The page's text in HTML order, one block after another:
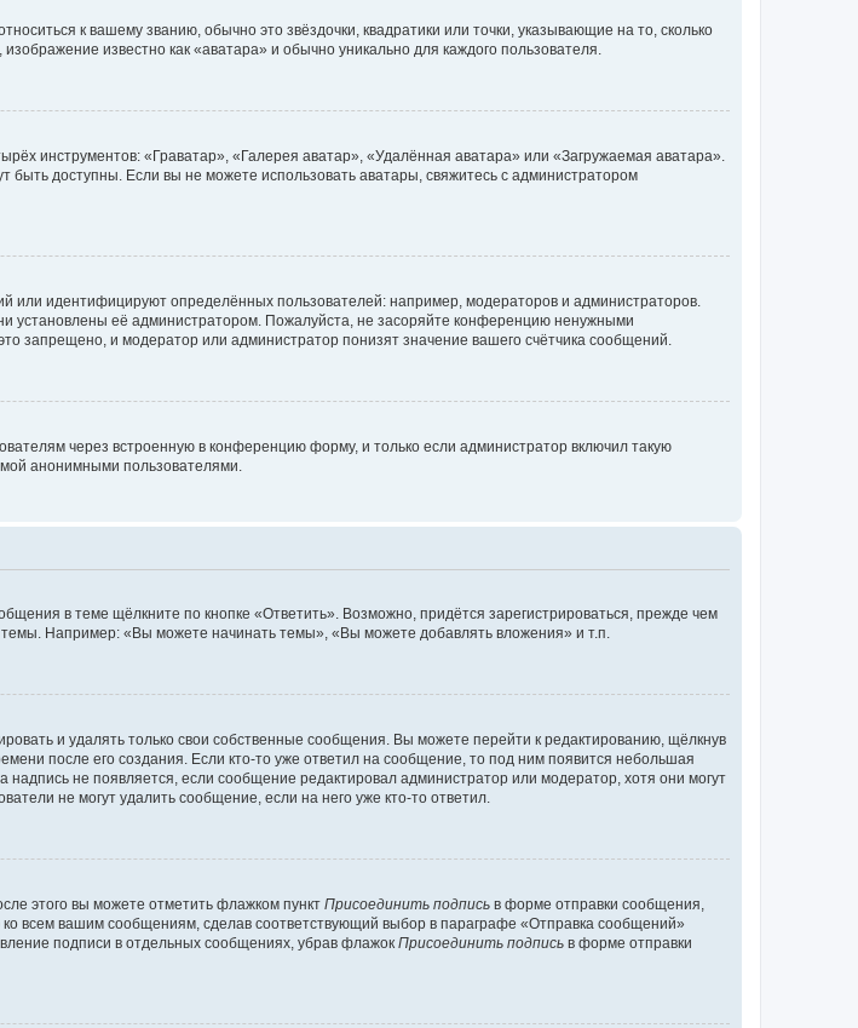
к вашему званию, обычно это звёздочки, квадратики или точки, указывающие на то, сколько
известно как «аватара» и обычно уникально для каждого пользователя.
инструментов: «Граватар», «Галерея аватар», «Удалённая аватара» или «Загружаемая аватара».
быть доступны. Если вы не можете использовать аватары, свяжитесь с администратором
идентифицируют определённых пользователей: например, модераторов и администраторов.
установлены её администратором. Пожалуйста, не засоряйте конференцию ненужными
запрещено, и модератор или администратор понизят значение вашего счётчика сообщений.
через встроенную в конференцию форму, и только если администратор включил такую
анонимными пользователями.
в теме щёлкните по кнопке «Ответить». Возможно, придётся зарегистрироваться, прежде чем
Например: «Вы можете начинать темы», «Вы можете добавлять вложения» и т.п.
и удалять только свои собственные сообщения. Вы можете перейти к редактированию, щёлкнув
после его создания. Если кто-то уже ответил на сообщение, то под ним появится небольшая
надпись не появляется, если сообщение редактировал администратор или модератор, хотя они могут
не могут удалить сообщение, если на него уже кто-то ответил.
этого вы можете отметить флажком пункт Присоединить подпись в форме отправки сообщения,
всем вашим сообщениям, сделав соответствующий выбор в параграфе «Отправка сообщений»
подписи в отдельных сообщениях, убрав флажок Присоединить подпись в форме отправки